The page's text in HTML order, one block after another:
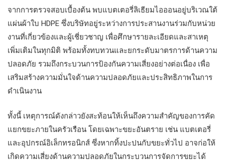
จากการตรวจสอบเบื้องต้น พบแบตเตอรี่ลิเธียมไอออนอยู่บริเวณใต้
แผ่นผ้าใบ HDPE ซึ่งบริษัทอยู่ระหว่างการประสานงานร่วมกับหน่วย
งานที่เกี่ยวข้องและผู้เชี่ยวชาญ เพื่อศึกษารายละเอียดและสาเหตุ
เพิ่มเติมในทุกมิติ พร้อมทั้งทบทวนและยกระดับมาตรการด้านความ
ปลอดภัย รวมถึงกระบวนการป้องกันความเสี่ยงอย่างต่อเนื่อง เพื่อ
เสริมสร้างความมั่นใจด้านความปลอดภัยและประสิทธิภาพในการ
ดำเนินงาน
ทั้งนี้ เหตุการณ์ดังกล่าวยังสะท้อนให้เห็นถึงความสำคัญของการคัด
แยกขยะภายในครัวเรือน โดยเฉพาะขยะอันตราย เช่น แบตเตอรี่
และอุปกรณ์อิเล็กทรอนิกส์ ซึ่งหากทิ้งปะปนกับขยะทั่วไป อาจก่อให้
เกิดความเสี่ยงด้านความปลอดภัยในกระบวนการจัดการขยะได้